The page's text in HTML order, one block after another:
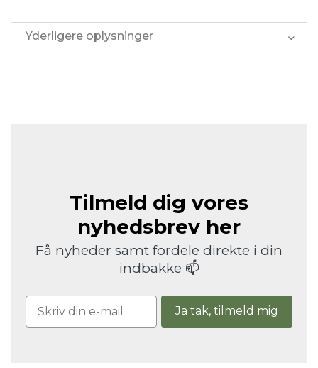
Yderligere oplysninger
Tilmeld dig vores
nyhedsbrev her
Få nyheder samt fordele direkte i din
indbakke 📫
Ja tak, tilmeld mig